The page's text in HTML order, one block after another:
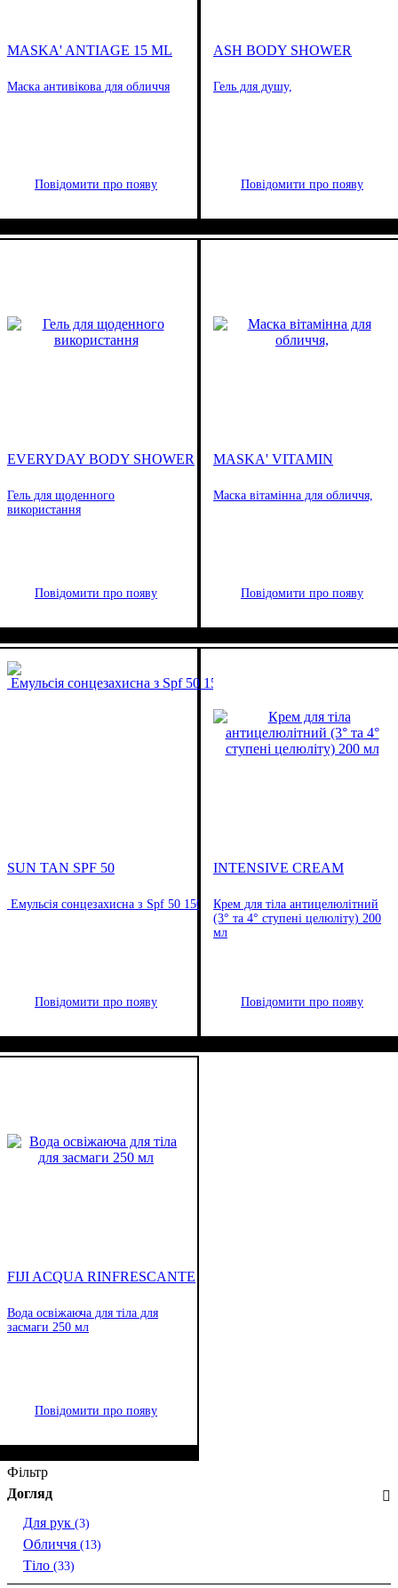
MASKA' ANTIAGE 15 ML
Маска антивікова для обличчя
Повідомити про появу
ASH BODY SHOWER
Гель для душу,
Повідомити про появу
EVERYDAY BODY SHOWER
Гель для щоденного
використання
Повідомити про появу
MASKA' VITAMIN
Маска вітамінна для обличчя,
Повідомити про появу
SUN TAN SPF 50
Емульсія сонцезахисна з Spf 50 150 мл.
Повідомити про появу
INTENSIVE CREAM
Крем для тіла антицелюлітний
(3° та 4° ступені целюліту) 200
мл
Повідомити про появу
FIJI ACQUA RINFRESCANTE
Вода освіжаюча для тіла для
засмаги 250 мл
Повідомити про появу
Фільтр
Догляд
Для рук (3)
Обличчя (13)
Тіло (33)